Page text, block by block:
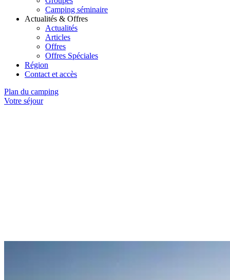
Camping séminaire
Actualités & Offres
Actualités
Articles
Offres
Offres Spéciales
Région
Contact et accès
Plan du camping
Votre séjour